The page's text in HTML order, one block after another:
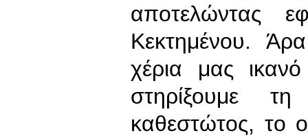
αποτελώντας
Κεκτημένου.
χέρια μας
στηρίξουμε
καθεστώτος, το